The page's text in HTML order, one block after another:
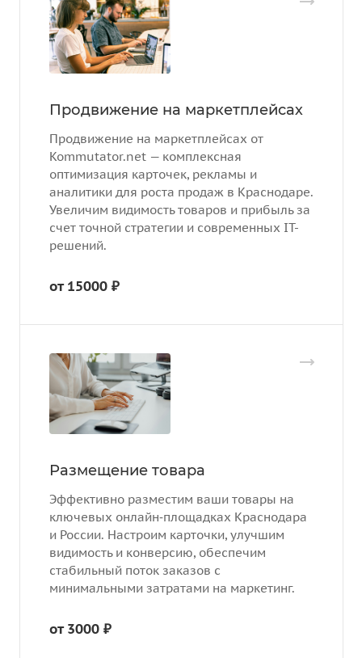
Продвижение на маркетплейсах
Продвижение на маркетплейсах от
Kommutator.net — комплексная
оптимизация карточек, рекламы и
аналитики для роста продаж в Краснодаре.
Увеличим видимость товаров и прибыль за
счет точной стратегии и современных IT-
решений.
от 15000 ₽
Размещение товара
Эффективно разместим ваши товары на
ключевых онлайн‑площадках Краснодара
и России. Настроим карточки, улучшим
видимость и конверсию, обеспечим
стабильный поток заказов с
минимальными затратами на маркетинг.
от 3000 ₽